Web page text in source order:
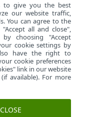
to give you the best
our website traffic,
You can agree to the
all and close",
choosing "Accept
cookie settings by
have the right to
cookie preferences
link in our website
available). For more